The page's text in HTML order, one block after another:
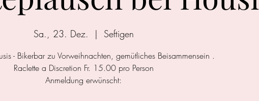
Sa., 23. Dez.
  |
Seftigen
- Bikerbar zu Vorweihnachten, gemütliches Beisammensein .
Raclette a Discretion Fr. 15.00 pro Person
Anmeldung erwünscht: